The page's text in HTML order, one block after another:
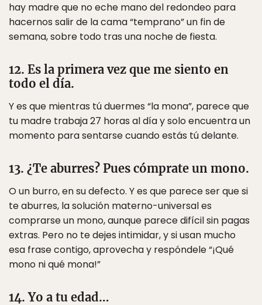
hay madre que no eche mano del redondeo para
hacernos salir de la cama “temprano” un fin de
semana, sobre todo tras una noche de fiesta.
12. Es la primera vez que me siento en
todo el día.
Y es que mientras tú duermes “la mona”, parece que
tu madre trabaja 27 horas al día y solo encuentra un
momento para sentarse cuando estás tú delante.
13. ¿Te aburres? Pues cómprate un mono.
O un burro, en su defecto. Y es que parece ser que si
te aburres, la solución materno-universal es
comprarse un mono, aunque parece difícil sin pagas
extras. Pero no te dejes intimidar, y si usan mucho
esa frase contigo, aprovecha y respóndele “¡Qué
mono ni qué mona!”
14. Yo a tu edad…